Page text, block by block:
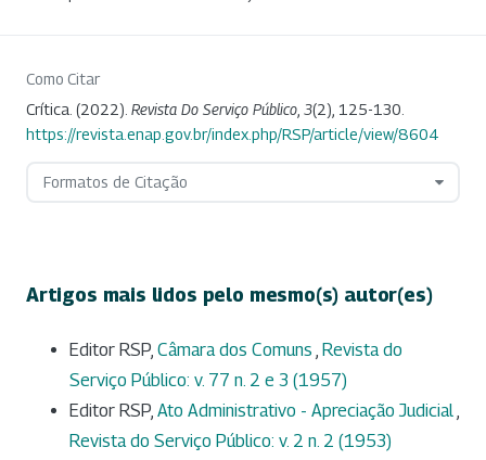
Como Citar
Crítica. (2022). Revista Do Serviço Público 3(2), 125-130.
https://revista.enap.gov.br/index.php/RSP/article/view/8604
Formatos de Citação
Artigos mais lidos pelo mesmo(s) autor(es)
Editor RSP, Câmara dos Comuns , Revista do
Serviço Público: v. 77 n. 2 e 3 (1957)
Editor RSP, Ato Administrativo - Apreciação Judicial,
Revista do Serviço Público: v. 2 n. 2 (1953)